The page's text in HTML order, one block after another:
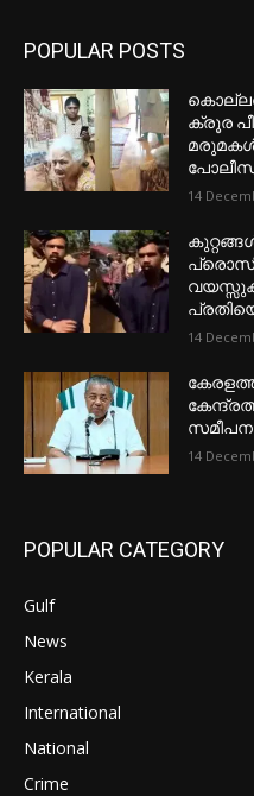
POPULAR POSTS
ക്രൂര
14
14
14
POPULAR CATEGORY
Gulf
News
Kerala
International
National
Crime